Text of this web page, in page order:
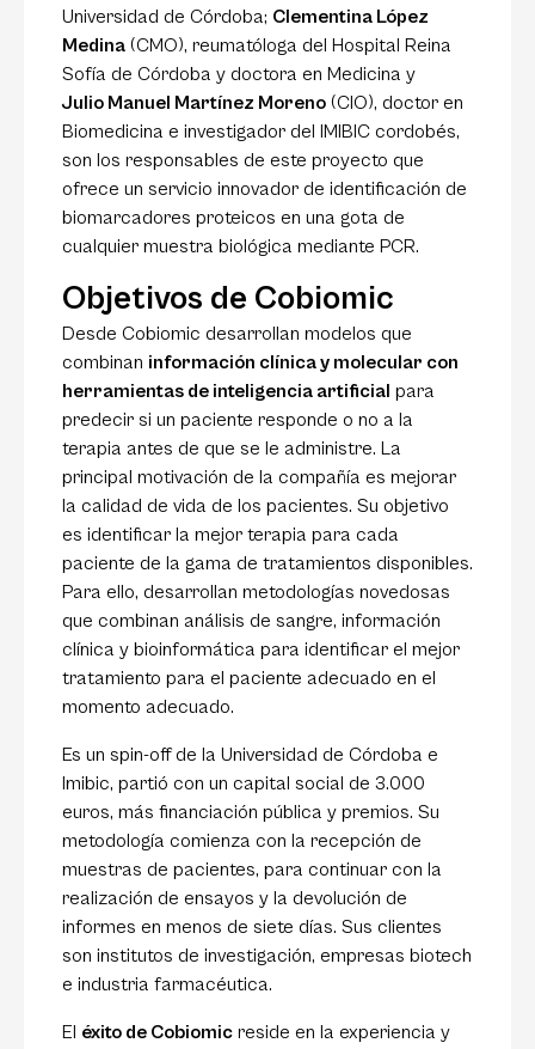
Universidad de Córdoba; Clementina López
Medina (CMO), reumatóloga del Hospital Reina
Sofía de Córdoba y doctora en Medicina y
Julio Manuel Martínez Moreno (CIO), doctor en
Biomedicina e investigador del IMIBIC cordobés,
son los responsables de este proyecto que
ofrece un servicio innovador de identificación de
biomarcadores proteicos en una gota de
cualquier muestra biológica mediante PCR.
Objetivos de Cobiomic
Desde Cobiomic desarrollan modelos que
combinan información clínica y molecular con
herramientas de inteligencia artificial para
predecir si un paciente responde o no a la
terapia antes de que se le administre. La
principal motivación de la compañía es mejorar
la calidad de vida de los pacientes. Su objetivo
es identificar la mejor terapia para cada
paciente de la gama de tratamientos disponibles.
Para ello, desarrollan metodologías novedosas
que combinan análisis de sangre, información
clínica y bioinformática para identificar el mejor
tratamiento para el paciente adecuado en el
momento adecuado.
Es un spin-off de la Universidad de Córdoba e
Imibic, partió con un capital social de 3.000
euros, más financiación pública y premios. Su
metodología comienza con la recepción de
muestras de pacientes, para continuar con la
realización de ensayos y la devolución de
informes en menos de siete días. Sus clientes
son institutos de investigación, empresas biotech
e industria farmacéutica.
El éxito de Cobiomic reside en la experiencia y